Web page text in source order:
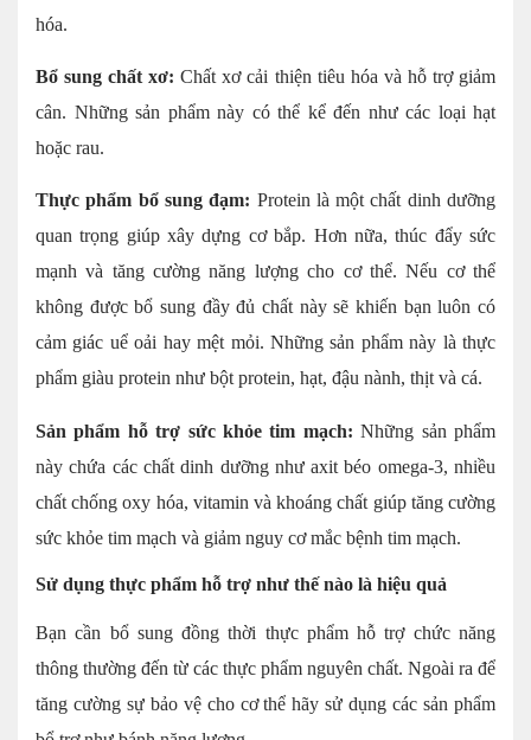
hóa.
Bổ sung chất xơ:Chất xơ cải thiện tiêu hóa và hỗ trợ giảm
cân. Những sản phẩm này có thể kể đến như các loại hạt
hoặc rau.
Thực phẩm bổ sung đạm: Protein là một chất dinh dưỡng
quan trọng giúp xây dựng cơ bắp. Hơn nữa, thúc đẩy sức
mạnh và tăng cường năng lượng cho cơ thể. Nếu cơ thể
không được bổ sung đầy đủ chất này sẽ khiến bạn luôn có
cảm giác uể oải hay mệt mỏi. Những sản phẩm này là thực
phẩm giàu protein như bột protein, hạt, đậu nành, thịt và cá.
Sản phẩm hỗ trợ sức khỏe tim mạch:Những sản phẩm
này chứa các chất dinh dưỡng như axit béo omega-3, nhiều
chất chống oxy hóa, vitamin và khoáng chất giúp tăng cường
sức khỏe tim mạch và giảm nguy cơ mắc bệnh tim mạch.
Sử dụng thực phẩm hỗ trợ như thế nào là hiệu quả
Bạn cần bổ sung đồng thời thực phẩm hỗ trợ chức năng
thông thường đến từ các thực phẩm nguyên chất. Ngoài ra để
tăng cường sự bảo vệ cho cơ thể hãy sử dụng các sản phẩm